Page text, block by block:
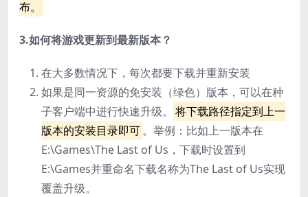
布。
3.如何将游戏更新到最新版本？
在大多数情况下，每次都要下载并重新安装
如果是同一资源的免安装（绿色）版本，可以在种
子客户端中进行快速升级。
将下载路径指定到上一
版本的安装目录即可。举例：比如上一版本在
E:\Games\The Last of Us，下载时设置到
E:\Games并重命名下载名称为The Last of Us实现
覆盖升级。